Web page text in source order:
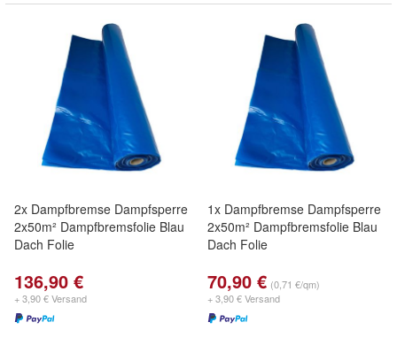
2x Dampfbremse Dampfsperre
2x50m² Dampfbremsfolie Blau
Dach Folie
136,90 €
+ 3,90 € Versand
1x Dampfbremse Dampfsperre
2x50m² Dampfbremsfolie Blau
Dach Folie
70,90 € (0,71 €/qm)
+ 3,90 € Versand